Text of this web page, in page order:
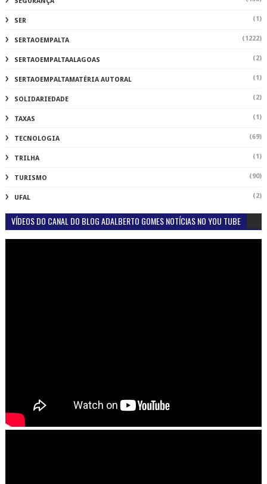
SER (1)
SERTAOEMPALTA (1222)
SERTAOEMPALTAALAGOAS (2)
SERTAOEMPALTAMATÉRIA AUTORAL (1)
SOLIDARIEDADE (2)
TAXAS (1)
TECNOLOGIA (69)
TRILHA (1)
TURISMO (90)
UFAL (2)
VÍDEOS DO CANAL DO BLOG ADALBERTO GOMES NOTÍCIAS NO YOU TUBE